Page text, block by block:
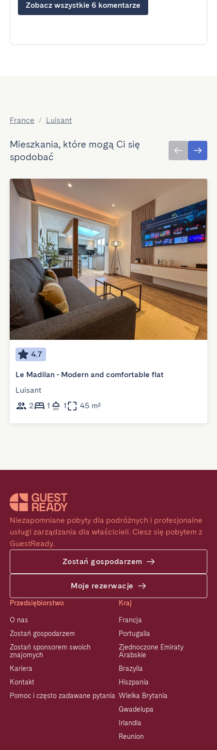
Zobacz wszystkie 6 komentarze
France / Luisant
Mieszkania, które mogą Ci się
spodobać
4.7
Le Madilan - Modern and comfortable flat
Luisant
2
1 1 45 m²
Niezapomniane pobyty dla podróżnych i profesjonalne
usługi zarządzania dla właścicieli. Ciesz się pobytem z
GuestReady.
Zostań gospodarzem
Moje rezerwacje
Przedsiębiorstwo
O nas
Zostań gospodarzem
Zostań sponsorem swoich
znajomych
Kariera
Kontakt
Pomoc i często zadawane pytania
Kraj
Francja
Portugalia
Zjednoczone Emiraty
Arabskie
Brazylia
Hiszpania
Wielka Brytania
Gwadelupa
Irlandia
Reunion